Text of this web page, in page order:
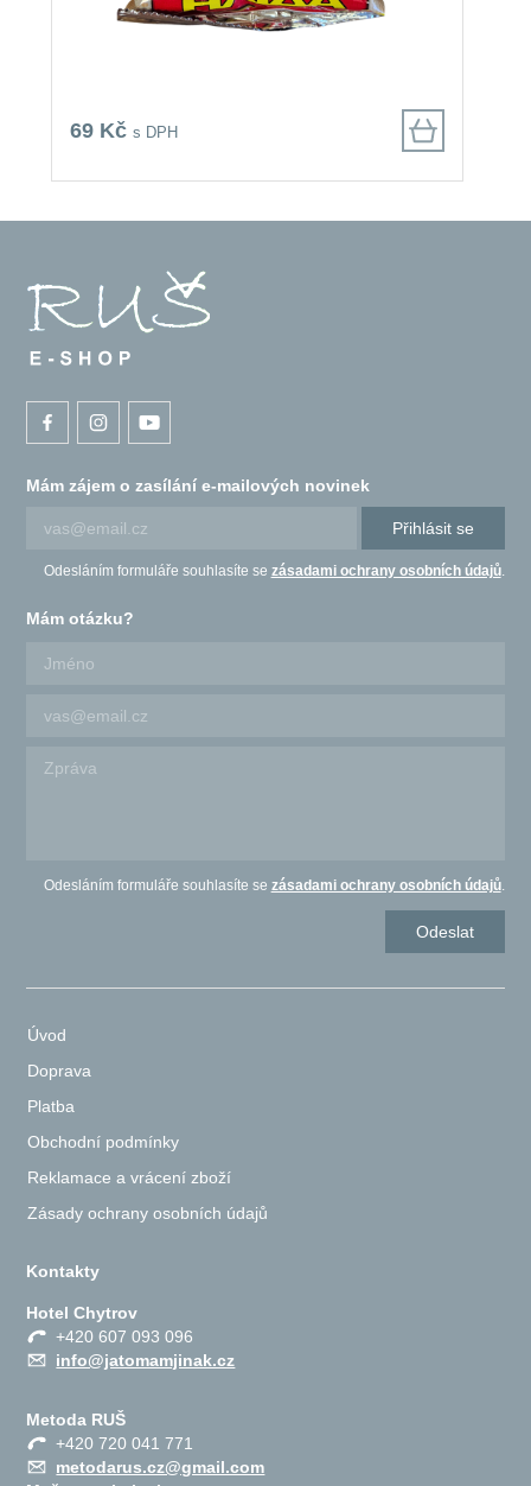
69 Kč s DPH
Mám zájem o zasílání e-mailových novinek
Přihlásit se
Odesláním formuláře souhlasíte se zásadami ochrany osobních údajů.
Mám otázku?
Odesláním formuláře souhlasíte se zásadami ochrany osobních údajů.
Úvod
Doprava
Platba
Obchodní podmínky
Reklamace a vrácení zboží
Zásady ochrany osobních údajů
Kontakty
Hotel Chytrov
+420 607 093 096
info@jatomamjinak.cz
Metoda RUŠ
+420 720 041 771
metodarus.cz@gmail.com